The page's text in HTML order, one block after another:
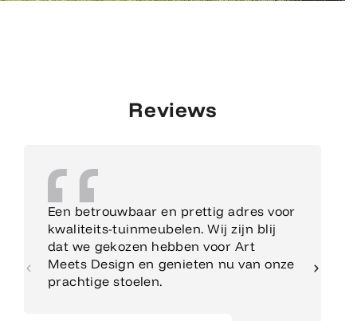
Reviews
Een betrouwbaar en prettig adres voor
kwaliteits-tuinmeubelen. Wij zijn blij
dat we gekozen hebben voor Art
Meets Design en genieten nu van onze
prachtige stoelen.